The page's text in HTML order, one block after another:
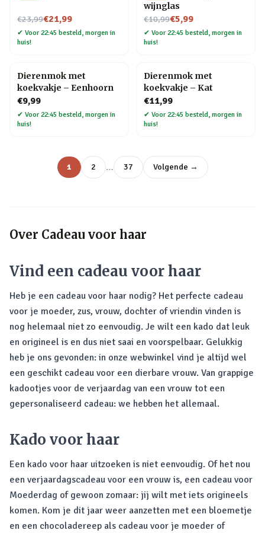
€23,99
Nu voor€21,99
✔ Voor 22:45 besteld, morgen in
huis!
wijnglas
€10,99
Nu voor€5,99
✔ Voor 22:45 besteld, morgen in
huis!
Dierenmok met
koekvakje – Eenhoorn
€9,99
✔ Voor 22:45 besteld, morgen in
huis!
Dierenmok met
koekvakje – Kat
€11,99
✔ Voor 22:45 besteld, morgen in
huis!
1 2 … 37 Volgende →
Over Cadeau voor haar
Vind een cadeau voor haar
Heb je een cadeau voor haar nodig? Het perfecte cadeau
voor je moeder, zus, vrouw, dochter of vriendin vinden is
nog helemaal niet zo eenvoudig. Je wilt een kado dat leuk
en origineel is en dus niet saai en voorspelbaar. Gelukkig
heb je ons gevonden: in onze webwinkel vind je altijd wel
een geschikt cadeau voor een dierbare vrouw. Van grappige
kadootjes voor de verjaardag van een vrouw tot een
gepersonaliseerd cadeau: we hebben het allemaal.
Kado voor haar
Een kado voor haar uitzoeken is niet eenvoudig. Of het nou
een verjaardagscadeau voor een vrouw is, een cadeau voor
Moederdag of gewoon zomaar: jij wilt met iets origineels
komen. Kom je dit jaar weer aanzetten met een bloemetje
en een chocoladereep als cadeau voor je moeder of